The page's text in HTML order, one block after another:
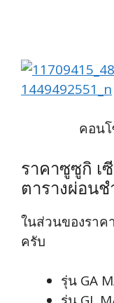
คอน
ราคาซูซูกิ เ
ตารางผ่อนช
ในส่วนของราค
ครับ
รุ่น GA